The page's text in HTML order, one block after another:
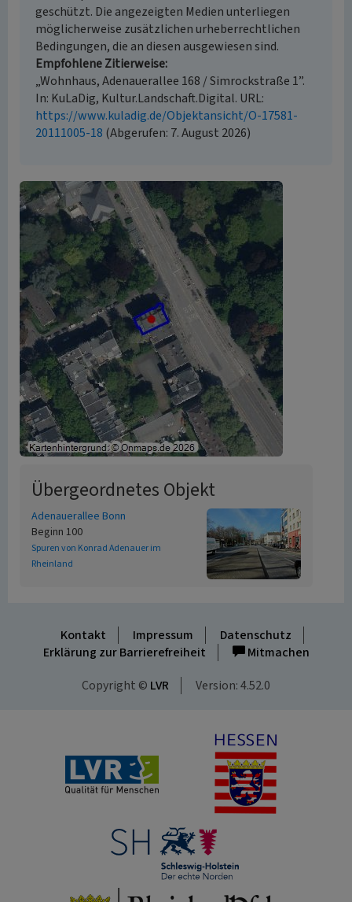
geschützt. Die angezeigten Medien unterliegen
möglicherweise zusätzlichen urheberrechtlichen
Bedingungen, die an diesen ausgewiesen sind.
Empfohlene Zitierweise
„Wohnhaus, Adenauerallee 168 / Simrockstraße 1”.
In: KuLaDig, Kultur.Landschaft.Digital. URL:
https://www.kuladig.de/Objektansicht/O-17581-
20111005-18 (Abgerufen: 7. August 2026)
Übergeordnetes Objekt
Adenauerallee Bonn
Beginn 100
Spuren von Konrad Adenauer im
Rheinland
Kontakt Impressum
Datenschutz
Erklärung zur Barrierefreiheit
Mitmachen
Copyright © LVR Version: 4.52.0